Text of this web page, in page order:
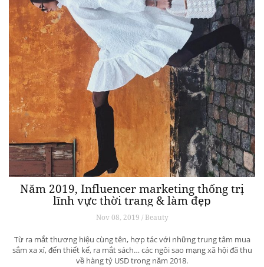
Năm 2019, Influencer marketing thống trị
lĩnh vực thời trang & làm đẹp
Nov 08, 2019 / Beauty
Từ ra mắt thương hiệu cùng tên, hợp tác với những trung tâm mua
sắm xa xỉ, đến thiết kế, ra mắt sách… các ngôi sao mạng xã hội đã thu
về hàng tỷ USD trong năm 2018.